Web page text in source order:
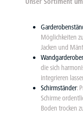
Möglichkeiten
Jacken und
die sich
integrieren
Schirmständer:
Schirme
Boden trocken